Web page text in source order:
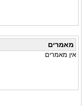
מאמרים
אין מאמרים